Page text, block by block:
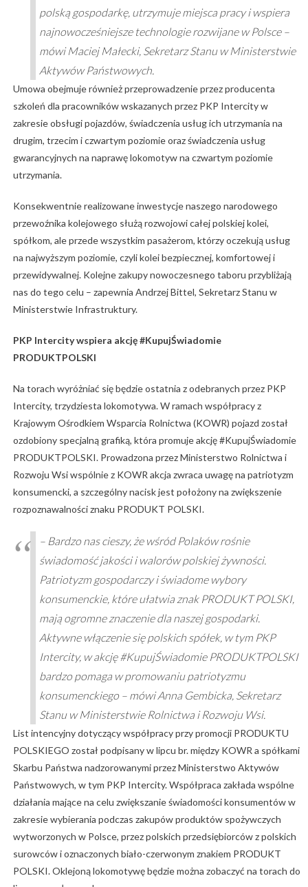
polską gospodarkę, utrzymuje miejsca pracy i wspiera
najnowocześniejsze technologie rozwijane w Polsce –
mówi Maciej Małecki, Sekretarz Stanu w Ministerstwie
Aktywów Państwowych.
Umowa obejmuje również przeprowadzenie przez producenta
szkoleń dla pracowników wskazanych przez PKP Intercity w
zakresie obsługi pojazdów, świadczenia usług ich utrzymania na
drugim, trzecim i czwartym poziomie oraz świadczenia usług
gwarancyjnych na naprawę lokomotyw na czwartym poziomie
utrzymania.
Konsekwentnie realizowane inwestycje naszego narodowego
przewoźnika kolejowego służą rozwojowi całej polskiej kolei,
spółkom, ale przede wszystkim pasażerom, którzy oczekują usług
na najwyższym poziomie, czyli kolei bezpiecznej, komfortowej i
przewidywalnej. Kolejne zakupy nowoczesnego taboru przybliżają
nas do tego celu – zapewnia Andrzej Bittel, Sekretarz Stanu w
Ministerstwie Infrastruktury.
PKP Intercity wspiera akcję #KupujŚwiadomie
PRODUKTPOLSKI
Na torach wyróżniać się będzie ostatnia z odebranych przez PKP
Intercity, trzydziesta lokomotywa. W ramach współpracy z
Krajowym Ośrodkiem Wsparcia Rolnictwa (KOWR) pojazd został
ozdobiony specjalną grafiką, która promuje akcję #KupujŚwiadomie
PRODUKTPOLSKI. Prowadzona przez Ministerstwo Rolnictwa i
Rozwoju Wsi wspólnie z KOWR akcja zwraca uwagę na patriotyzm
konsumencki, a szczególny nacisk jest położony na zwiększenie
rozpoznawalności znaku PRODUKT POLSKI.
– Bardzo nas cieszy, że wśród Polaków rośnie
świadomość jakości i walorów polskiej żywności.
Patriotyzm gospodarczy i świadome wybory
konsumenckie, które ułatwia znak PRODUKT POLSKI,
mają ogromne znaczenie dla naszej gospodarki.
Aktywne włączenie się polskich spółek, w tym PKP
Intercity, w akcję #KupujŚwiadomie PRODUKTPOLSKI
bardzo pomaga w promowaniu patriotyzmu
konsumenckiego – mówi Anna Gembicka, Sekretarz
Stanu w Ministerstwie Rolnictwa i Rozwoju Wsi.
List intencyjny dotyczący współpracy przy promocji PRODUKTU
POLSKIEGO został podpisany w lipcu br. między KOWR a spółkami
Skarbu Państwa nadzorowanymi przez Ministerstwo Aktywów
Państwowych, w tym PKP Intercity. Współpraca zakłada wspólne
działania mające na celu zwiększanie świadomości konsumentów w
zakresie wybierania podczas zakupów produktów spożywczych
wytworzonych w Polsce, przez polskich przedsiębiorców z polskich
surowców i oznaczonych biało-czerwonym znakiem PRODUKT
POLSKI. Oklejoną lokomotywę będzie można zobaczyć na torach do